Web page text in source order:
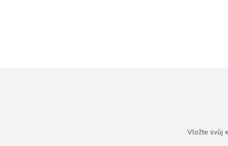
Vložte svůj